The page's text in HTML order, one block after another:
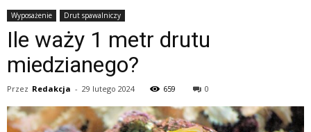
Wyposażenie Drut spawalniczy
Ile waży 1 metr drutu
miedzianego?
Przez Redakcja - 29 lutego 2024 659 0